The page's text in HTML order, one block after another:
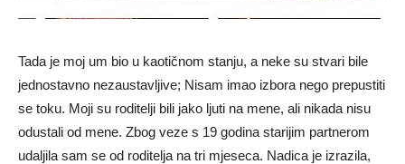
Tada je moj um bio u kaotičnom stanju, a neke su stvari bile
jednostavno nezaustavljive; Nisam imao izbora nego prepustiti
se toku. Moji su roditelji bili jako ljuti na mene, ali nikada nisu
odustali od mene. Zbog veze s 19 godina starijim partnerom
udaljila sam se od roditelja na tri mjeseca. Nadica je izrazila,